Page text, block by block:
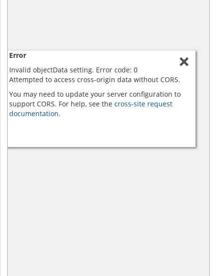
Error
Invalid objectData setting. Error code: 0
Attempted to access cross-origin data without CORS.
You may need to update your server configuration to
support CORS. For help, see the cross-site request
documentation.